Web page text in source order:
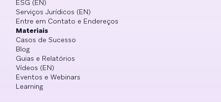
ESG (EN)
Serviços Jurídicos (EN)
Entre em Contato e Endereços
Materiais
Casos de Sucesso
Blog
Guias e Relatórios
Vídeos (EN)
Eventos e Webinars
Learning